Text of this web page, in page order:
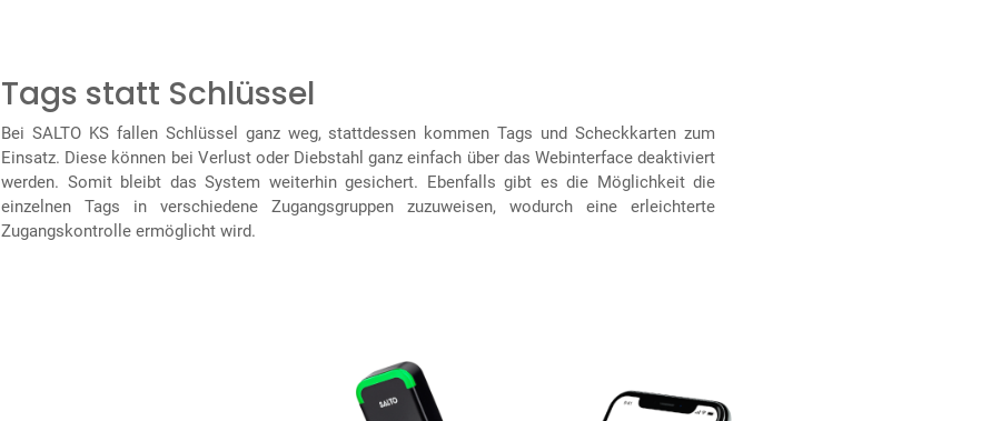
Tags statt Schlüssel
Bei SALTO KS fallen Schlüssel ganz weg, stattdessen kommen Tags und Scheckkarten zum
Einsatz. Diese können bei Verlust oder Diebstahl ganz einfach über das Webinterface deaktiviert
werden. Somit bleibt das System weiterhin gesichert. Ebenfalls gibt es die Möglichkeit die
einzelnen Tags in verschiedene Zugangsgruppen zuzuweisen, wodurch eine erleichterte
Zugangskontrolle ermöglicht wird.